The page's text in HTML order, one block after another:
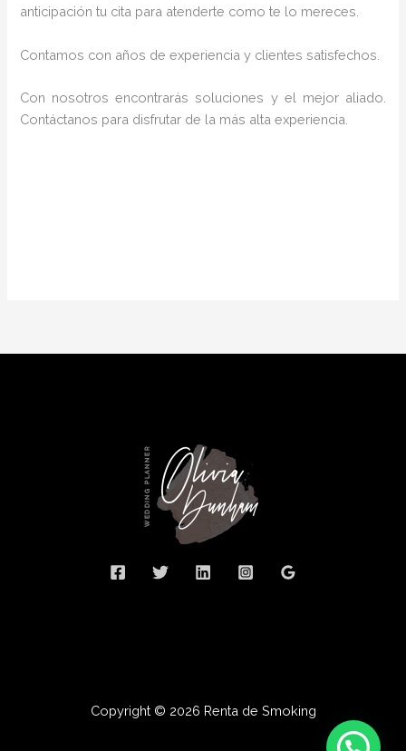
anticipación tu cita para atenderte como te lo mereces.
Contamos con años de experiencia y clientes satisfechos.
Con nosotros encontrarás soluciones y el mejor aliado.
Contáctanos para disfrutar de la más alta experiencia.
Copyright © 2026 Renta de Smoking